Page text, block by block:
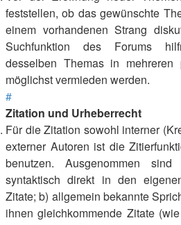
feststellen, ob das gewünschte
einem vorhandenen Strang
Suchfunktion des Forums
desselben Themas in mehreren
möglichst vermieden werden.
#
Zitation und Urheberrecht
Für die Zitation sowohl interner
externer Autoren ist die
benutzen. Ausgenommen
syntaktisch direkt in den
Zitate; b) allgemein bekannte
ihnen gleichkommende Zitate